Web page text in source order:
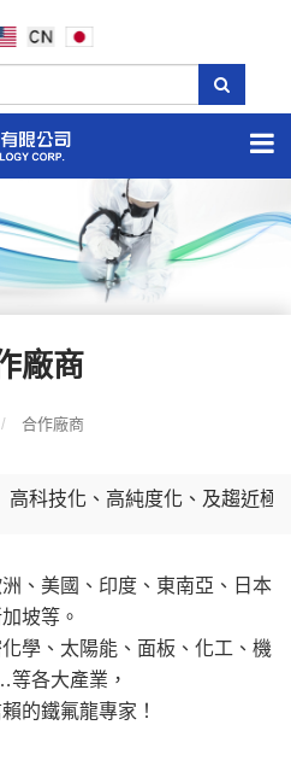
廠商
合作廠商
高科技化、高純度化、及趨近極
、美國、印度、東南亞、日本
坡等。
學、太陽能、面板、化工、機
各大產業，
的鐵氟龍專家！